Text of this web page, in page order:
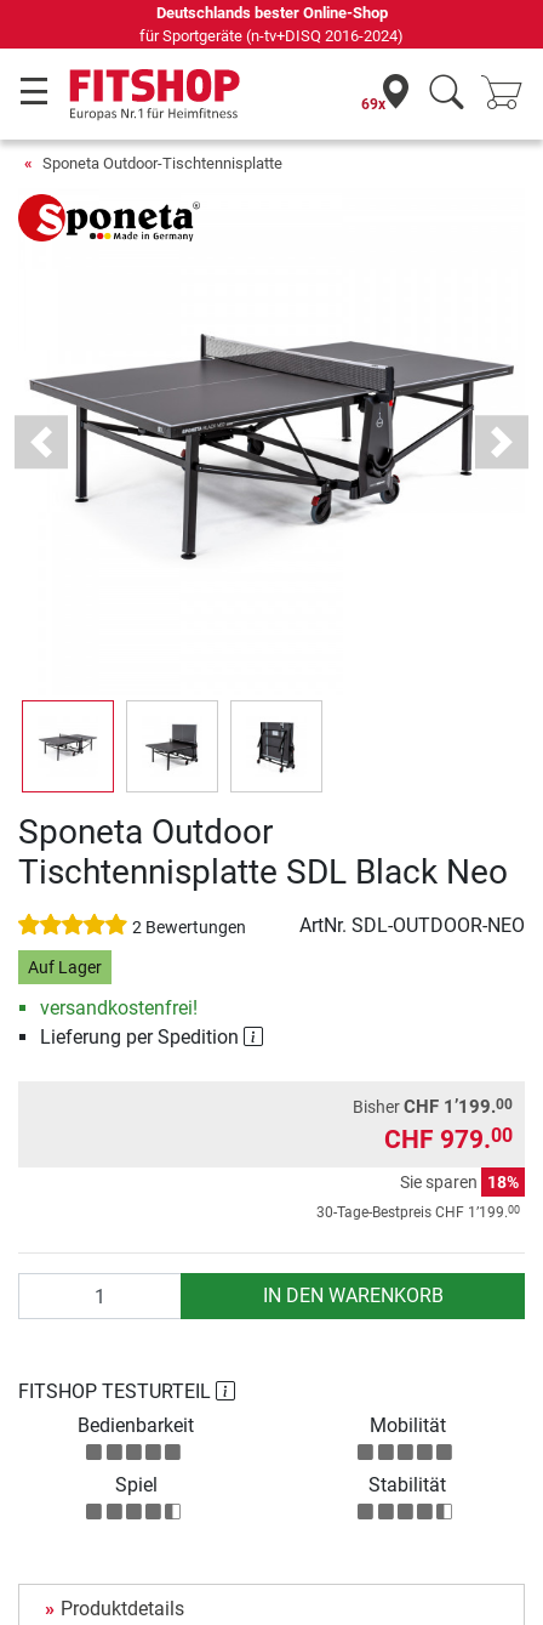
Seit 42 Jahren Ihr Experte für Heimfitness
69x
Sponeta Outdoor-Tischtennisplatte
Previous Next
Sponeta Outdoor
Tischtennisplatte SDL Black Neo
2 Bewertungen ArtNr. SDL-OUTDOOR-NEO
Auf Lager
versandkostenfrei!
Lieferung per Spedition
BisherCHF 1’199.00
CHF 979.00
Sie sparen 18%
30-Tage-Bestpreis CHF 1’199.00
IN DEN WARENKORB
FITSHOP TESTURTEIL
Bedienbarkeit
Mobilität
Spiel Stabilität
Produktdetails